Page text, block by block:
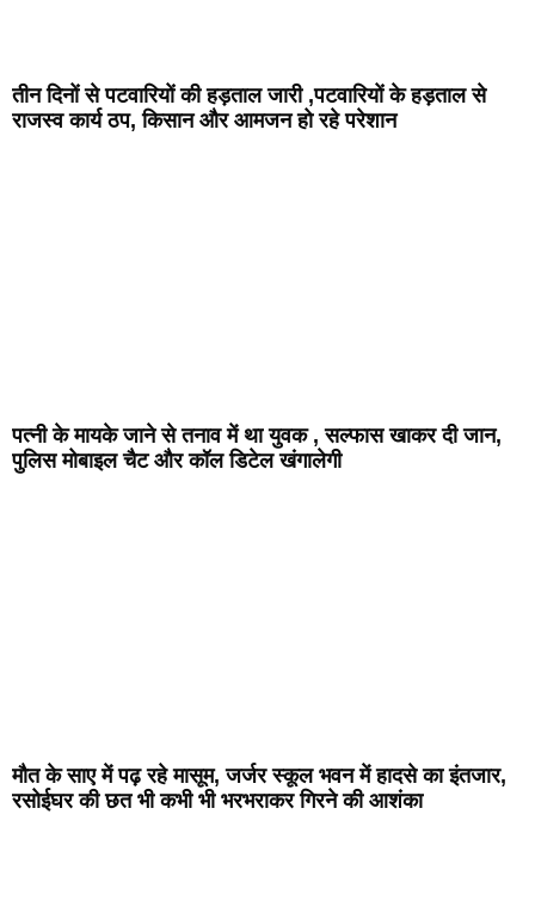
तीन दिनों से पटवारियों की हड़ताल जारी ,पटवारियों के हड़ताल से
राजस्व कार्य ठप, किसान और आमजन हो रहे परेशान
पत्नी के मायके जाने से तनाव में था युवक , सल्फास खाकर दी जान,
पुलिस मोबाइल चैट और कॉल डिटेल खंगालेगी
मौत के साए में पढ़ रहे मासूम, जर्जर स्कूल भवन में हादसे का इंतजार,
रसोईघर की छत भी कभी भी भरभराकर गिरने की आशंका